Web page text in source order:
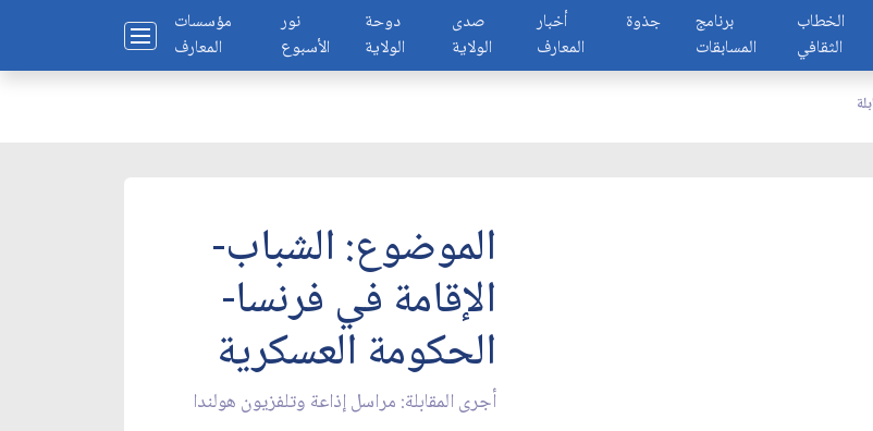
مؤسسات
المعارف
نور
الأسبوع
دوحة
الولاية
صدى
الولاية
أخبار
المعارف
جذوة
برنامج
المسابقات
الخطاب
الثقافي
الموضوع: الشباب-
الإقامة في فرنسا-
الحكومة العسكرية
أجرى المقابلة: مراسل إذاعة وتلفزيون هولندا